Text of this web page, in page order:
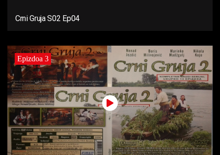
Crni Gruja S02 Ep04
Epizdoa 3